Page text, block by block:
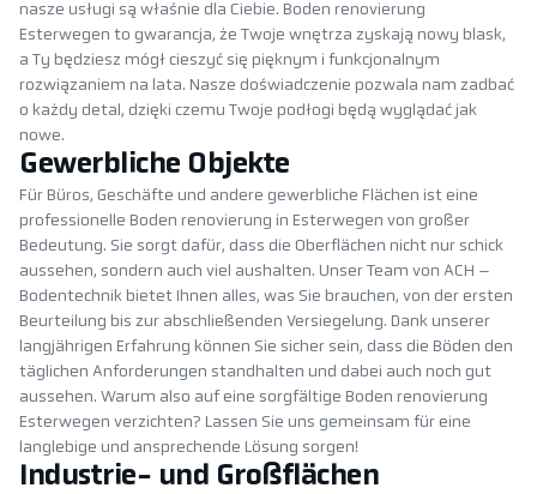
nasze usługi są właśnie dla Ciebie. Boden renovierung
Esterwegen to gwarancja, że Twoje wnętrza zyskają nowy blask,
a Ty będziesz mógł cieszyć się pięknym i funkcjonalnym
rozwiązaniem na lata. Nasze doświadczenie pozwala nam zadbać
o każdy detal, dzięki czemu Twoje podłogi będą wyglądać jak
nowe.
Gewerbliche Objekte
Für Büros, Geschäfte und andere gewerbliche Flächen ist eine
professionelle Boden renovierung in Esterwegen von großer
Bedeutung. Sie sorgt dafür, dass die Oberflächen nicht nur schick
aussehen, sondern auch viel aushalten. Unser Team von ACH –
Bodentechnik bietet Ihnen alles, was Sie brauchen, von der ersten
Beurteilung bis zur abschließenden Versiegelung. Dank unserer
langjährigen Erfahrung können Sie sicher sein, dass die Böden den
täglichen Anforderungen standhalten und dabei auch noch gut
aussehen. Warum also auf eine sorgfältige Boden renovierung
Esterwegen verzichten? Lassen Sie uns gemeinsam für eine
langlebige und ansprechende Lösung sorgen!
Industrie- und Großflächen